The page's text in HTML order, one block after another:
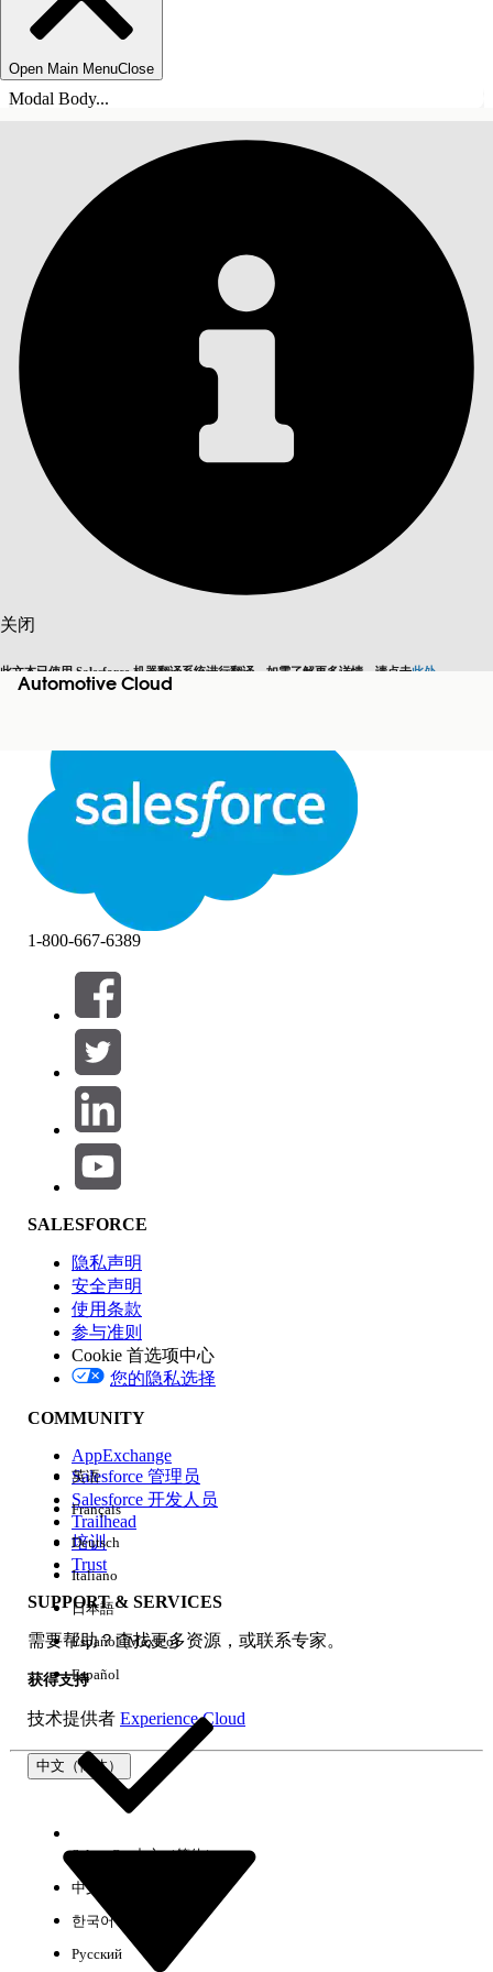
Open Main MenuClose
Modal Body...
关闭
此文本已使用 Salesforce 机器翻译系统进行翻译。如需了解更多详情，请点击此处
切换为英语 而非现在
关闭关闭
Automotive Cloud
目录
筛选器 (0)
选择筛选器
产品区域
功能影响
版本
体验
1-800-667-6389
SALESFORCE
隐私声明
安全声明
使用条款
参与准则
Cookie 首选项中心
您的隐私选择
COMMUNITY
AppExchange
Salesforce 管理员
Salesforce 开发人员
Trailhead
培训
Trust
SUPPORT & SERVICES
需要帮助？查找更多资源，或联系专家。
获得支持
技术提供者 Experience Cloud
中文（简体）
英语
Français
Deutsch
Italiano
日本語
Español (México)
Español
Select Org中文（简体）
中文（繁体）
한국어
Русский